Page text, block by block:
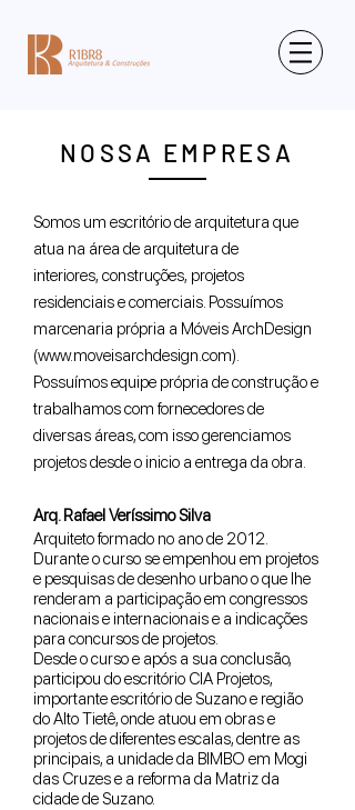
NOSSA EMPRESA
Somos um escritório de arquitetura que
atua na área de arquitetura de
interiores, construções, projetos
residenciais e comerciais. Possuímos
marcenaria própria a Móveis ArchDesign
(www.moveisarchdesign.com).
Possuímos equipe própria de construção e
trabalhamos com fornecedores de
diversas áreas, com isso gerenciamos
projetos desde o inicio a entrega da obra.
Arq. Rafael Veríssimo Silva
Arquiteto formado no ano de 2012.
Durante o curso se empenhou em projetos
e pesquisas de desenho urbano o que lhe
renderam a participação em congressos
nacionais e internacionais e a indicações
para concursos de projetos.
Desde o curso e após a sua conclusão,
participou do escritório CIA Projetos,
importante escritório de Suzano e região
do Alto Tietê, onde atuou em obras e
projetos de diferentes escalas, dentre as
principais, a unidade da BIMBO em Mogi
das Cruzes e a reforma da Matriz da
cidade de Suzano.